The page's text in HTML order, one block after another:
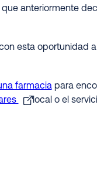
anteriormente
esta oportunidad a
farmaciapara
local o el